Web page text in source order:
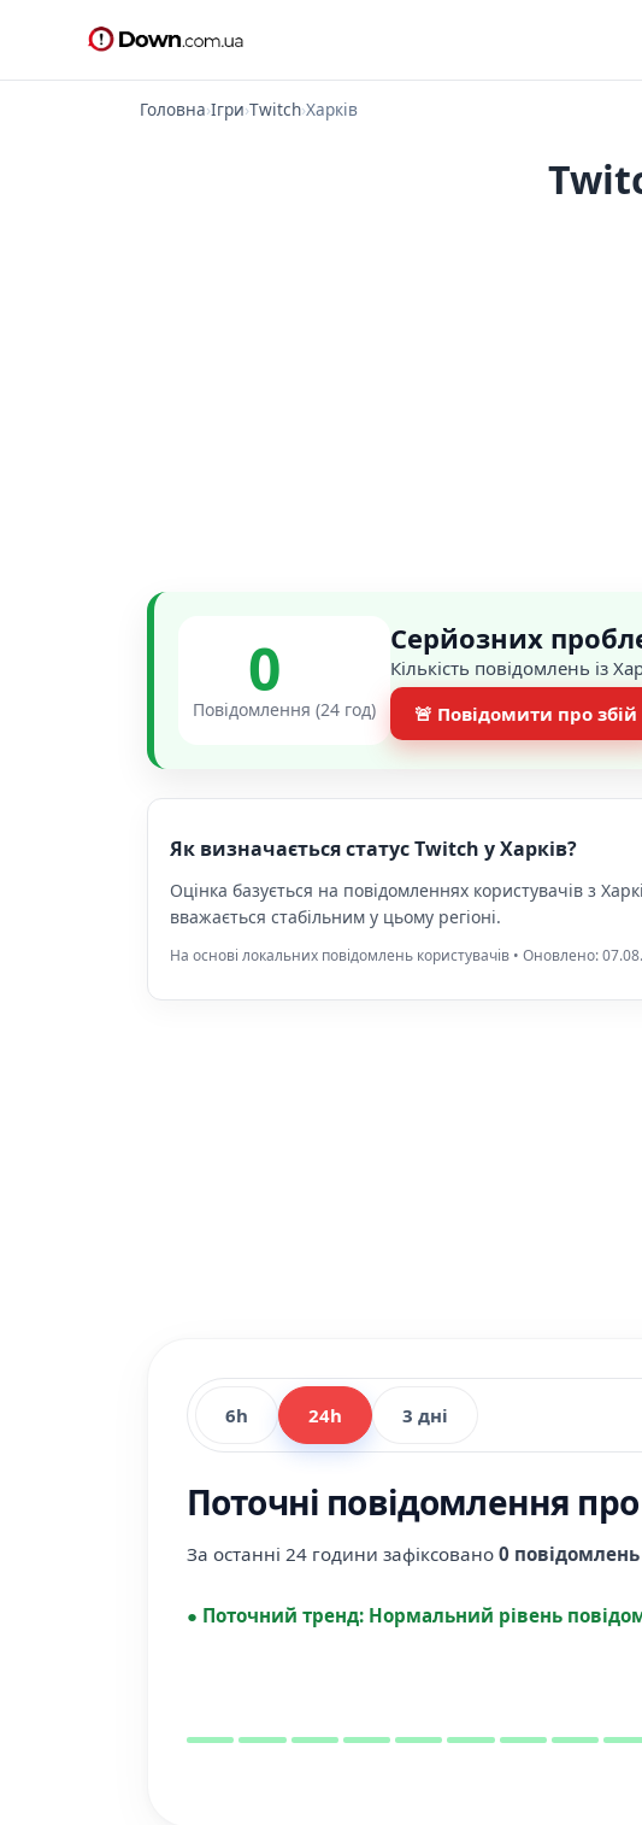
Головна›Ігри›Twitch›Харків
0
Повідомлення (24 год)
Серйозних
Кількість повідомлень із
🚨 Повідомити про збій
Як визначається статус Twitch у Харків?
Оцінка базується на повідомленнях користувачів з
вважається стабільним у цьому регіоні.
На основі локальних повідомлень користувачів • Оновлено:
6h 24h 3 дні
Поточні повідомлення
За останні 24 години зафіксовано 0 повідомлень
● Поточний тренд: Нормальний рівень